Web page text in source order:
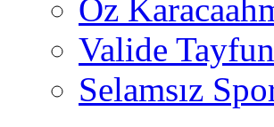
Öz
Valide
Selamsız